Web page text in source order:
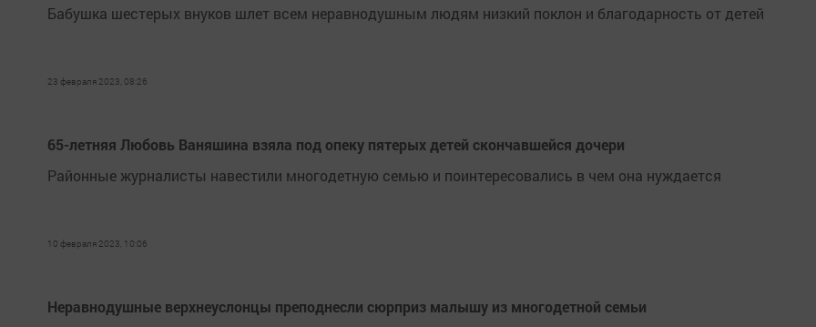
Бабушка шестерых внуков шлет всем неравнодушным людям низкий поклон и благодарность от детей
23 февраля 2023, 08:26
65-летняя Любовь Ваняшина взяла под опеку пятерых детей скончавшейся дочери
Районные журналисты навестили многодетную семью и поинтересовались в чем она нуждается
10 февраля 2023, 10:06
Неравнодушные верхнеуслонцы преподнесли сюрприз малышу из многодетной семьи